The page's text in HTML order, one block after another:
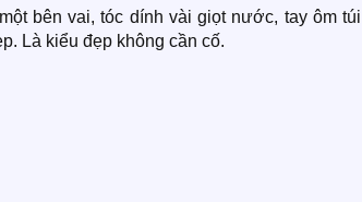
bên vai, tóc dính vài giọt nước, tay ôm túi
Là kiểu đẹp không cần cố.